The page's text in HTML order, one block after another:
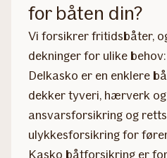
for båten din?
Vi forsikrer fritidsbåter,
dekninger for ulike behov:
Delkasko er en enklere
dekker tyveri, hærverk
ansvarsforsikring og
ulykkesforsikring for
Kasko båtforsikring er